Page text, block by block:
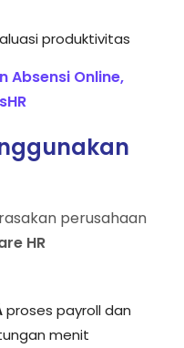
produktivitas
Absensi Online,
perusahaan
HR
proses payroll dan
menit